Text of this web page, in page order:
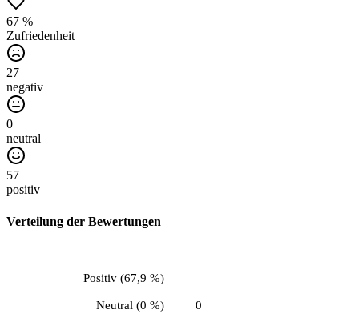
67 %
Zufriedenheit
27
negativ
0
neutral
57
positiv
Verteilung der Bewertungen
0
Neutral(0 %)
Positiv(67,9 %)